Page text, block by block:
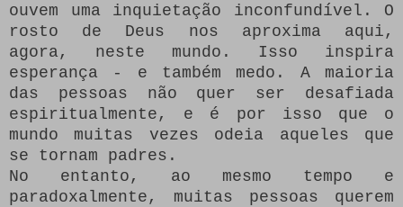
ouvem uma inquietação inconfundível.
O
rosto de Deus nos aproxima aqui,
agora, neste mundo.
Isso inspira
esperança - e também medo.
A maioria
das pessoas não quer ser desafiada
espiritualmente, e é por isso que o
mundo muitas vezes odeia aqueles que
se tornam padres.
No entanto, ao mesmo tempo e
paradoxalmente, muitas pessoas querem